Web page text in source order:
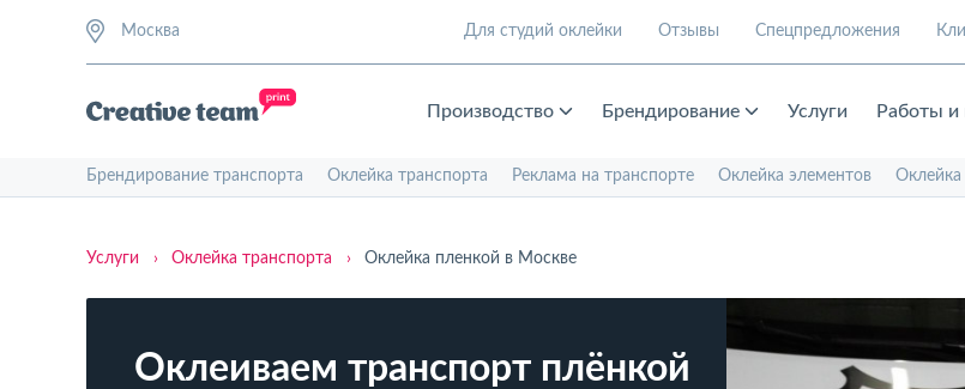
Москва Для студий оклейки Отзывы Спецпредложения
Производство Брендирование Услуги Работы и
Брендирование транспорта Оклейка транспорта Реклама на транспорте Оклейка элементов
Услуги › Оклейка транспорта › Оклейка пленкой в Москве
Оклеиваем транспорт плёнкой